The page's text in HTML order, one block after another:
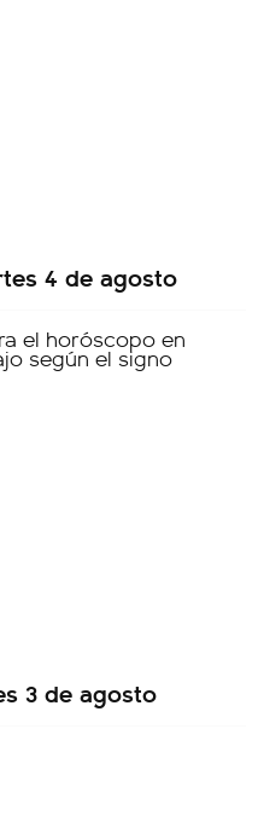
4 de agosto
3 de agosto